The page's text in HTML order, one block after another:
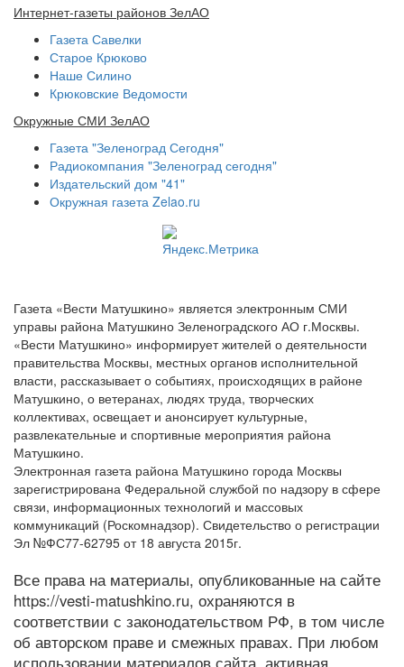
Интернет-газеты районов ЗелАО
Газета Савелки
Старое Крюково
Наше Силино
Крюковские Ведомости
Окружные СМИ ЗелАО
Газета "Зеленоград Сегодня"
Радиокомпания "Зеленоград сегодня"
Издательский дом "41"
Окружная газета Zelao.ru
Газета «Вести Матушкино» является электронным СМИ
управы района Матушкино Зеленоградского АО г.Москвы.
«Вести Матушкино» информирует жителей о деятельности
правительства Москвы, местных органов исполнительной
власти, рассказывает о событиях, происходящих в районе
Матушкино, о ветеранах, людях труда, творческих
коллективах, освещает и анонсирует культурные,
развлекательные и спортивные мероприятия района
Матушкино.
Электронная газета района Матушкино города Москвы
зарегистрирована Федеральной службой по надзору в сфере
связи, информационных технологий и массовых
коммуникаций (Роскомнадзор). Свидетельство о регистрации
Эл №ФС77-62795 от 18 августа 2015г.
Все права на материалы, опубликованные на сайте
https://vesti-matushkino.ru, охраняются в
соответствии с законодательством РФ, в том числе
об авторском праве и смежных правах. При любом
использовании материалов сайта, активная